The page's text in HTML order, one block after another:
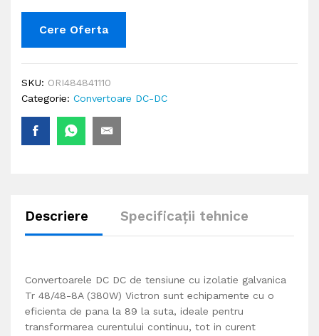
Cere Oferta
SKU: ORI484841110
Categorie: Convertoare DC-DC
Descriere Specificații tehnice
Convertoarele DC DC de tensiune cu izolatie galvanica
Tr 48/48-8A (380W) Victron sunt echipamente cu o
eficienta de pana la 89 la suta, ideale pentru
transformarea curentului continuu, tot in curent